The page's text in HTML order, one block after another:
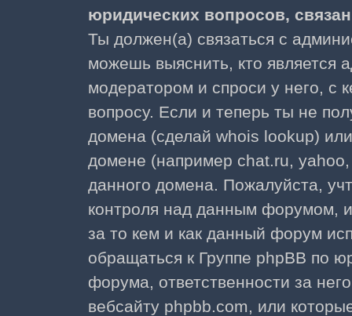
юридических вопросов,
Ты должен(а) связаться с
можешь выяснить, кто является
модератором и спроси у него, с
вопросу. Если и теперь ты не
домена (сделай whois lookup)
домене (например chat.ru,
данного домена. Пожалуйста,
контроля над данным форумом,
за то кем и как данный форум
обращаться к Группе phpBB по
форума, ответственности за
вебсайту phpbb.com, или